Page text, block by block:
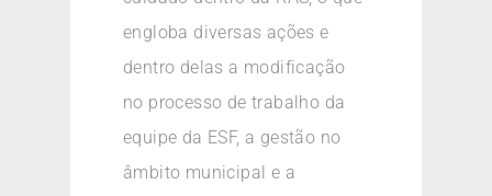
engloba diversas ações e
dentro delas a modificação
no processo de trabalho da
equipe da ESF, a gestão no
âmbito municipal e a